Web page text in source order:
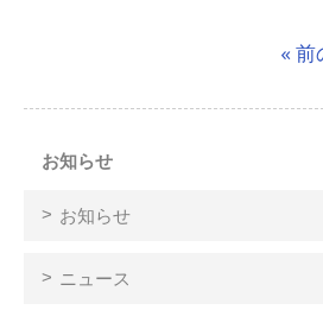
« 前
お知らせ
お知らせ
ニュース